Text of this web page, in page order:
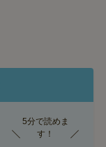
5分で読めま
す！